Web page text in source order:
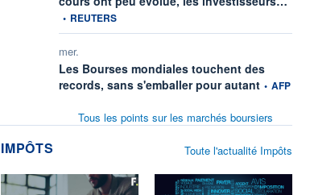
• REUTERS
mer.
Les Bourses mondiales touchent des
records, sans s'emballer pour autantinformation
• AFP
Tous les points sur les marchés boursiers
IMPÔTS Toute l'actualité Impôts